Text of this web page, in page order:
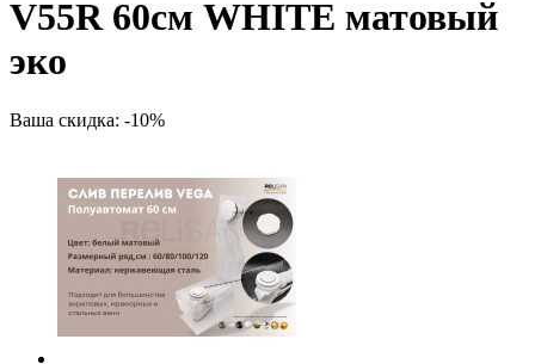
V55R 60см WHITE матовый
эко
Ваша скидка: -10%